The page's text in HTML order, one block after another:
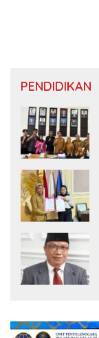
PENDIDIKAN